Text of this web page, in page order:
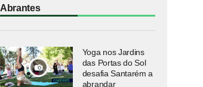
Abrantes
Yoga nos Jardins
das Portas do Sol
desafia Santarém a
abrandar